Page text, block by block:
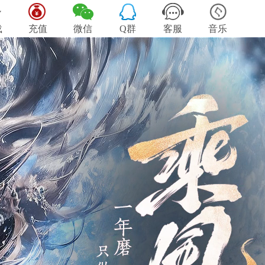
充值 微信 Q群 客服 音乐